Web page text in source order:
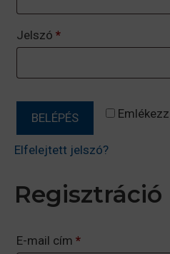
Jelszó *Kötelező
BELÉPÉS
Elfelejtett jelszó?
Regisztráció
E-mail cím *Kötelező